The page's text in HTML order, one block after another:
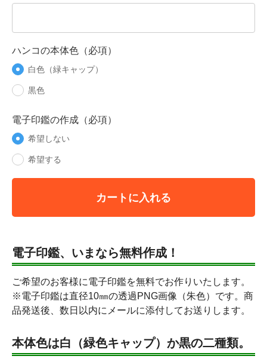
ハンコの本体色（必項）
白色（緑キャップ）
黒色
電子印鑑の作成（必項）
希望しない
希望する
カートに入れる
電子印鑑、いまなら無料作成！
ご希望のお客様に電子印鑑を無料でお作りいたします。
※電子印鑑は直径10㎜の透過PNG画像（朱色）です。商
品発送後、数日以内にメールに添付してお送りします。
本体色は白（緑色キャップ）か黒の二種類。